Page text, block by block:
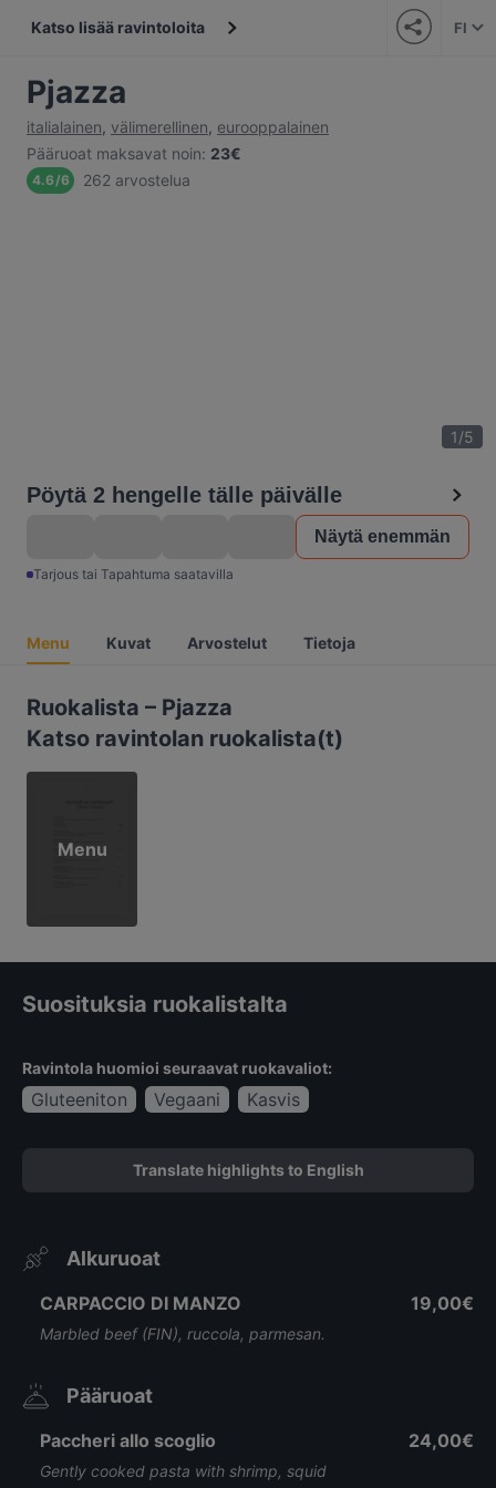
Katso lisää ravintoloita FI
Pjazza
italialainen, välimerellinen, eurooppalainen
Pääruoat maksavat noin: 23€
4.6/6 262 arvostelua
1/5
Pöytä 2 hengelle tälle päivälle
Näytä enemmän
Tarjous tai Tapahtuma saatavilla
Menu Kuvat Arvostelut Tietoja
Ruokalista – Pjazza
Katso ravintolan ruokalista(t)
Menu
Suosituksia ruokalistalta
Ravintola huomioi seuraavat ruokavaliot:
Gluteeniton Vegaani Kasvis
Translate highlights to English
Alkuruoat
CARPACCIO DI MANZO
Marbled beef (FIN), ruccola, parmesan.
19,00€
Pääruoat
Paccheri allo scoglio
Gently cooked pasta with shrimp, squid
24,00€